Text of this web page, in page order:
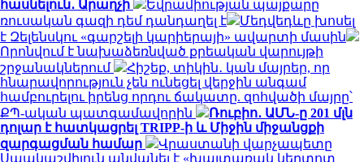
հասնելուն․ Արաղչի
Եվրամիության պայքարը
ռուսական գազի դեմ դանդաղել է
Մեդվեդևը խոսել
է Զելենսկու «գարշելի կարիերայի» ավարտի մասին
Որոնվում է նախաձեռնված քրեական վարույթի
շրջանակներում
Հիշեք, տիկին․ կան մայրեր, որ
հնարավորություն չեն ունեցել վերջին անգամ
համբուրելու իրենց որդու ճակատը. զոհվածի մայրը՝
ՔՊ-ական պատգամավորին
Ռուբիո․ ԱՄՆ-ը 201 մլն
դոլար է հատկացրել TRIPP-ի և Միջին միջանցքի
զարգացման համար
Վրաստանի վարչապետը
Սաակաշվիլուն անվանել է «խայտառակ կեղտոտ